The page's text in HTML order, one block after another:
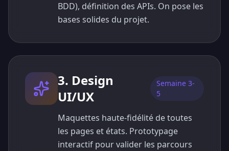
BDD), définition des APIs. On pose les
bases solides du projet.
3. Design
UI/UX
Semaine 3-
5
Maquettes haute-fidélité de toutes
les pages et états. Prototypage
interactif pour valider les parcours